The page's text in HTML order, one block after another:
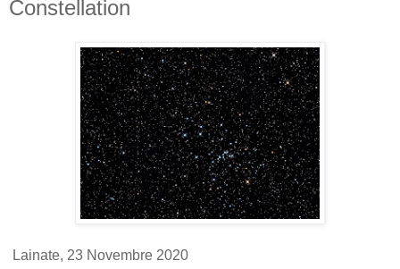
Constellation
Lainate, 23 Novembre 2020